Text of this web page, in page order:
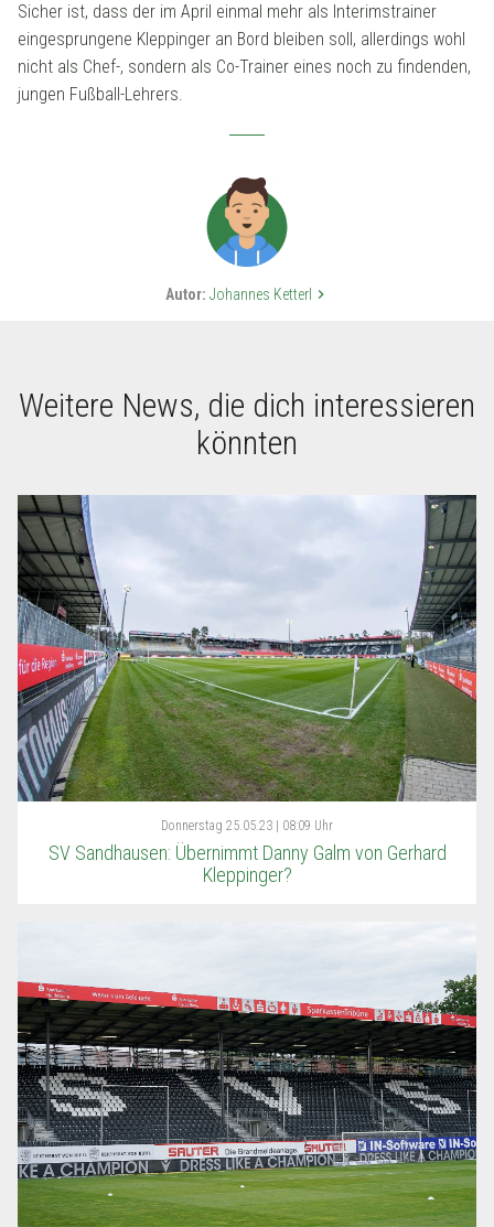
Sicher ist, dass der im April einmal mehr als Interimstrainer
eingesprungene Kleppinger an Bord bleiben soll, allerdings wohl
nicht als Chef-, sondern als Co-Trainer eines noch zu findenden,
jungen Fußball-Lehrers.
Autor: Johannes Ketterl keyboard_arrow_right
Weitere News, die dich interessieren
könnten
Donnerstag 25.05.23 | 08:09 Uhr
SV Sandhausen: Übernimmt Danny Galm von Gerhard
Kleppinger?